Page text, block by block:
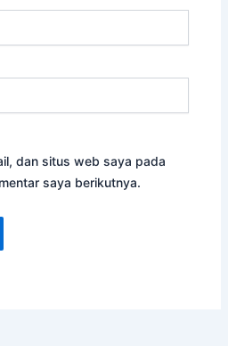
dan situs web saya pada
saya berikutnya.